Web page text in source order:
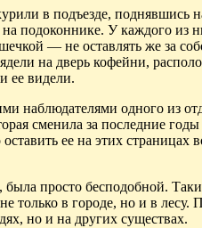
в подъезде, поднявшись
подоконнике. У каждого из
— не оставлять же за
на дверь кофейни,
ее видели.
наблюдателями одного из
сменила за последние годы
ее на этих страницах
просто бесподобной.
только в городе, но и в лесу.
но и на других существах.